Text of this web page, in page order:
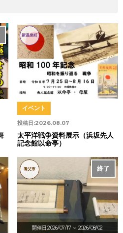
新温泉町
投稿日:2026.08.07
イベント
太平洋戦争資料展示（浜坂先人
記念館以命亭）
開催日:2026/07/17 ～ 2026/08/02
終了
養父市